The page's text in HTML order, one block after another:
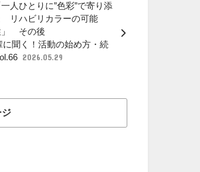
一人ひとりに”色彩”で寄り添
リハビリカラーの可能
」 その後
に聞く！活動の始め方・続
2026.05.29